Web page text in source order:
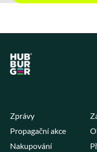
Zprávy
Propagační akce
Nakupování